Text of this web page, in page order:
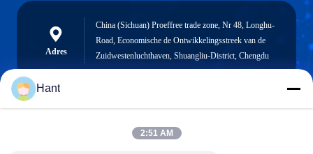
Adres
China (Sichuan) Proeffree trade zone, Nr 48, Longhu-
Road, Economische de Ontwikkelingsstreek van de
Zuidwestenluchthaven, Shuangliu-District, Chengdu
Sales03@chinafibercable.com
Hant
2:51 AM